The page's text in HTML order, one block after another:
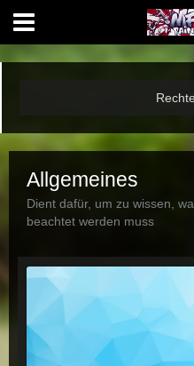
Allgemeines
Dient dafür, um zu wissen,
beachtet werden muss